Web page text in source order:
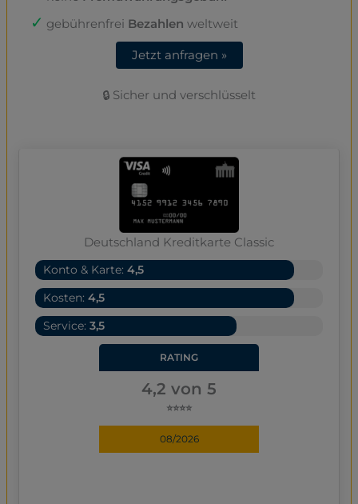
gebührenfrei Bezahlen weltweit
Jetzt anfragen »
🔒 Sicher und verschlüsselt
Deutschland Kreditkarte Classic
Konto & Karte:4,5
Kosten:4,5
Service:3,5
RATING
4,2 von 5
⭐⭐⭐⭐
08/2026